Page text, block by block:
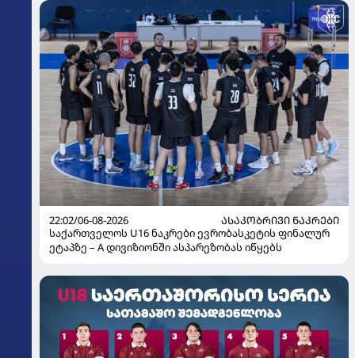
22:02/06-08-2026
ᲐᲡᲐᲙᲝᲑᲠᲘᲕᲘ ᲜᲐᲙᲠᲔᲑᲘ
საქართველოს U16 ნაკრები ევრობასკეტის ფინალურ
ეტაპზე – A დივიზიონში ასპარეზობას იწყებს